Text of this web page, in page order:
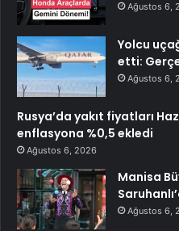
Ağustos 6,
Yolcu
etti:
Ağustos 6,
Rusya’da yakıt fiyatları
enflasyona %0,5 ekledi
Ağustos 6, 2026
Manisa
Ağustos 6,